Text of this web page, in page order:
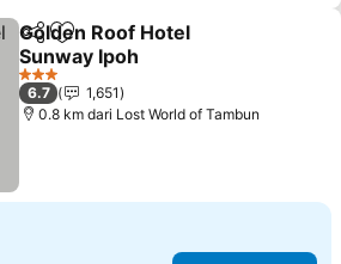
KongsiTambah ke favorit
Golden Roof Hotel
Sunway Ipoh
Lihat harga
3 Bintang
6.7
1,651
0.8 km dari Lost World of Tambun